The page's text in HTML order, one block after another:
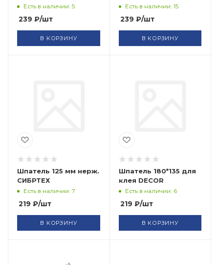
Есть в наличии: 5
239 ₽/шт
В КОРЗИНУ
Есть в наличии: 15
239 ₽/шт
В КОРЗИНУ
Шпатель 125 мм нерж.
СИБРТЕХ
Есть в наличии: 7
219 ₽/шт
В КОРЗИНУ
Шпатель 180*135 для
клея DECOR
Есть в наличии: 6
219 ₽/шт
В КОРЗИНУ